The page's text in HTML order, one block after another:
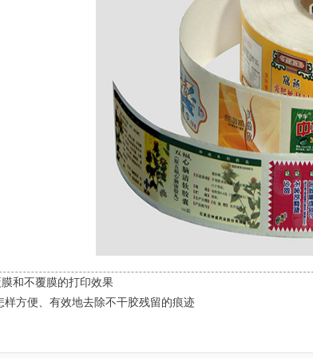
和不覆膜的打印效果
样方便、有效地去除不干胶残留的痕迹